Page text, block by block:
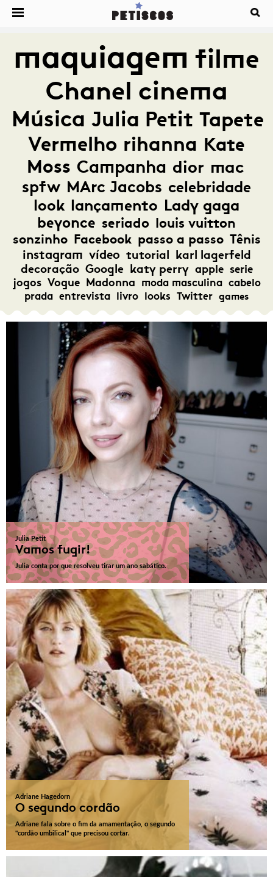
maquiagem filme
Chanel cinema
Música Julia Petit Tapete
Vermelho rihanna Kate
Moss Campanha dior mac
spfw MArc Jacobs celebridade
look lançamento Lady gaga
beyonce seriado louis vuitton
sonzinho Facebook passo a passo Tênis
instagram vídeo tutorial karl lagerfeld
decoração Google katy perry apple serie
jogos Vogue Madonna moda masculina cabelo
prada entrevista livro looks Twitter games
Julia Petit
Vamos fugir!
Julia conta por que resolveu tirar um ano sabático.
Adriane Hagedorn
O segundo cordão
Adriane fala sobre o fim da amamentação, o segundo
"cordão umbilical" que precisou cortar.